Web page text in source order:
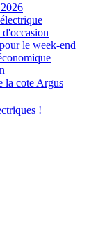
le week-end
la cote Argus
!